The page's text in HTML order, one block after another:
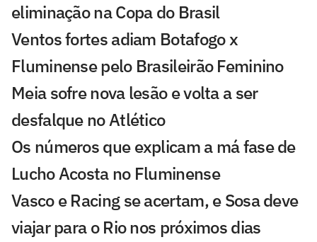
eliminação na Copa do Brasil
Ventos fortes adiam Botafogo x
Fluminense pelo Brasileirão Feminino
Meia sofre nova lesão e volta a ser
desfalque no Atlético
Os números que explicam a má fase de
Lucho Acosta no Fluminense
Vasco e Racing se acertam, e Sosa deve
viajar para o Rio nos próximos dias